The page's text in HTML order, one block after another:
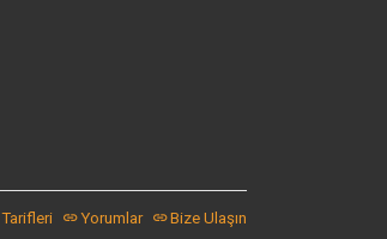
Yorumlar Bize Ulaşın